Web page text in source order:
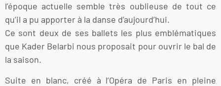
l’époque actuelle semble très oublieuse de tout ce
qu’il a pu apporter à la danse d’aujourd’hui.
Ce sont deux de ses ballets les plus emblématiques
que Kader Belarbi nous proposait pour ouvrir le bal de
la saison.
Suite en blanc, créé à l’Opéra de Paris en pleine